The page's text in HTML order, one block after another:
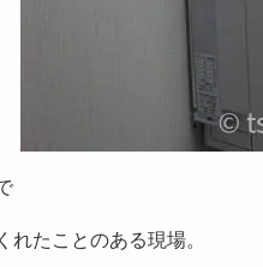
れたことのある現場。